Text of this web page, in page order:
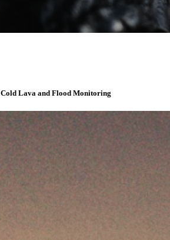
and Risk Management System -
Lava and Flood Monitoring